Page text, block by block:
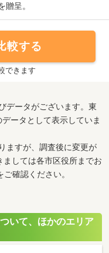
贈呈。
較する
できます
データがございます。東
ータとして表示していま
ますが、調査後に変更が
しては各市区役所までお
確認ください。
いて、ほかのエリア